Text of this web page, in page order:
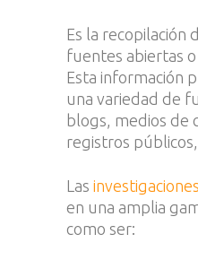
Es la recopilación
fuentes abiertas o
Esta información
una variedad de
blogs, medios de
registros
Las
en una amplia
como ser: